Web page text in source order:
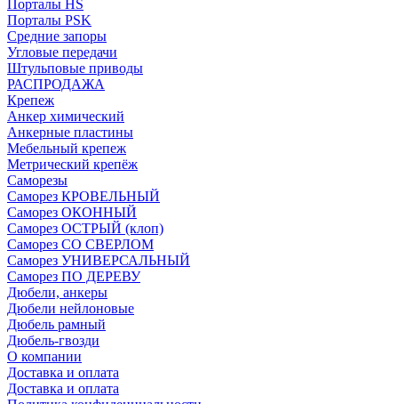
Порталы HS
Порталы PSK
Средние запоры
Угловые передачи
Штульповые приводы
РАСПРОДАЖА
Крепеж
Анкер химический
Анкерные пластины
Мебельный крепеж
Метрический крепёж
Саморезы
Саморез КРОВЕЛЬНЫЙ
Саморез ОКОННЫЙ
Саморез ОСТРЫЙ (клоп)
Саморез СО СВЕРЛОМ
Саморез УНИВЕРСАЛЬНЫЙ
Саморез ПО ДЕРЕВУ
Дюбели, анкеры
Дюбели нейлоновые
Дюбель рамный
Дюбель-гвозди
О компании
Доставка и оплата
Доставка и оплата